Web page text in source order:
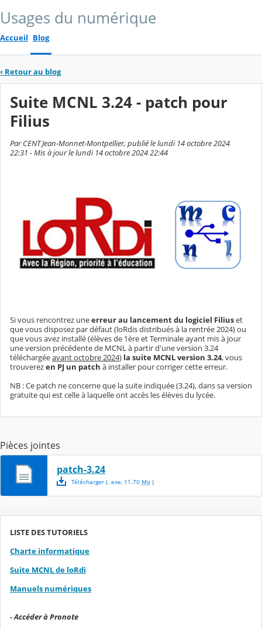
Usages du numérique
Accueil Blog
‹ Retour au blog
Suite MCNL 3.24 - patch pour
Filius
Par CENT Jean-Monnet-Montpellier, publié le lundi 14 octobre 2024
22:31 - Mis à jour le lundi 14 octobre 2024 22:44
Si vous rencontrez uneerreur au lancement du logiciel Filiuset
que vous disposez par défaut (loRdis distribués à la rentrée 2024) ou
que vous avez installé (élèves de 1ère et Terminale ayant mis à jour
une version précédente de MCNL à partir d'une version 3.24
téléchargéeavant octobre 2024) la suite MCNLversion 3.24, vous
trouverezen PJ un patch à installer pour corriger cette erreur.
NB : Ce patch ne concerne que la suite indiquée (3.24), dans sa version
gratuite qui est celle à laquelle ont accès les élèves du lycée.
Pièces jointes
patch-3.24
Télécharger( .exe, 11.70 Mo)
LISTE DES TUTORIELS
Charte informatique
Suite MCNL de loRdi
Manuels numériques
- Accéder à Pronote